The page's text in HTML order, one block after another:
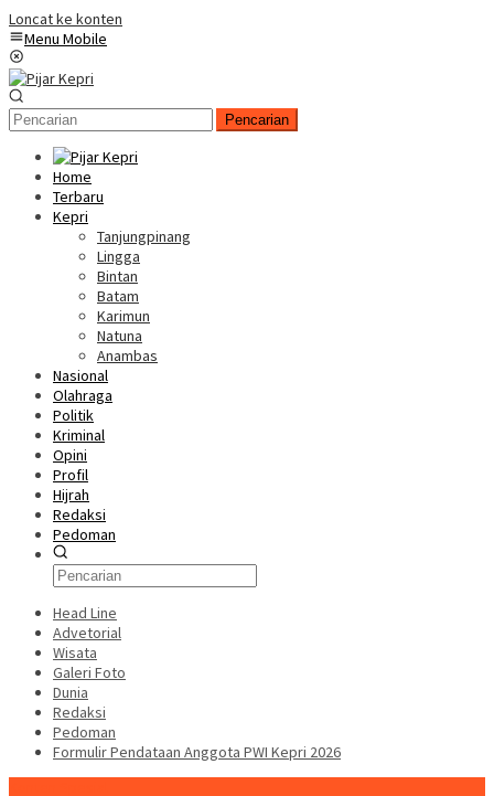
Loncat ke konten
Menu Mobile
Pencarian
Home
Terbaru
Kepri
Tanjungpinang
Lingga
Bintan
Batam
Karimun
Natuna
Anambas
Nasional
Olahraga
Politik
Kriminal
Opini
Profil
Hijrah
Redaksi
Pedoman
Head Line
Advetorial
Wisata
Galeri Foto
Dunia
Redaksi
Pedoman
Formulir Pendataan Anggota PWI Kepri 2026